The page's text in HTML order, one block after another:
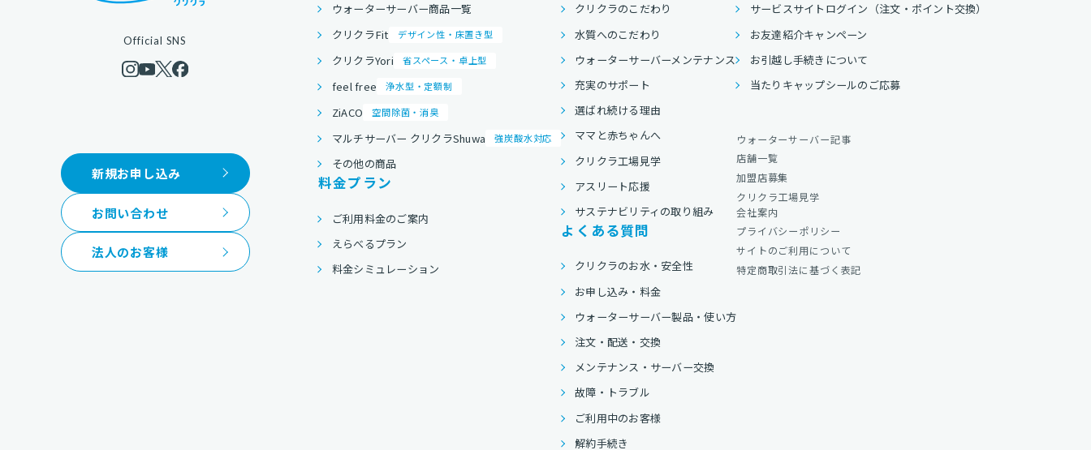
Official SNS
新規お申し込み
お問い合わせ
法人のお客様
ウォーターサーバー商品一覧
クリクラFit
デザイン性・床置き型
クリクラYori 省スペース・卓上型
feel free 浄水型・定額制
ZiACO 空間除菌・消臭
マルチサーバー クリクラShuwa 強炭酸水対応
その他の商品
料金プラン
ご利用料金のご案内
えらべるプラン
料金シミュレーション
クリクラのこだわり
水質へのこだわり
ウォーターサーバーメンテナンス
充実のサポート
選ばれ続ける理由
ママと赤ちゃんへ
クリクラ工場見学
アスリート応援
サステナビリティの取り組み
よくある質問
クリクラのお水・安全性
お申し込み・料金
ウォーターサーバー製品・使い方
注文・配送・交換
メンテナンス・サーバー交換
故障・トラブル
ご利用中のお客様
解約手続き
サービスサイトログイン（注文・ポイント交換）
お友達紹介キャンペーン
お引越し手続きについて
当たりキャップシールのご応募
ウォーターサーバー記事
店舗一覧
加盟店募集
クリクラ工場見学
会社案内
プライバシーポリシー
サイトのご利用について
特定商取引法に基づく表記